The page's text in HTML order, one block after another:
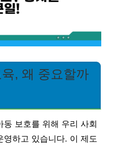
, 왜 중요할까
보호를 위해 우리 사회
영하고 있습니다. 이 제도